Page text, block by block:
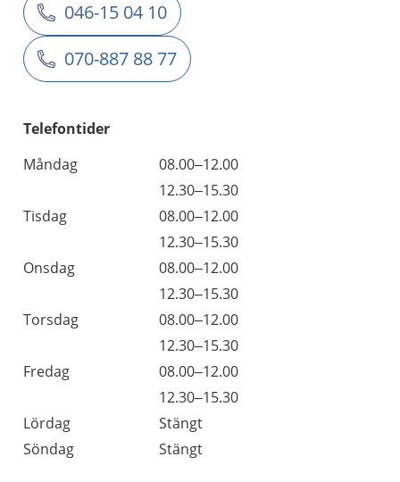
046-15 04 10
070-887 88 77
Telefontider
Måndag
08.00–12.00
12.30–15.30
Tisdag
08.00–12.00
12.30–15.30
Onsdag
08.00–12.00
12.30–15.30
Torsdag
08.00–12.00
12.30–15.30
Fredag
08.00–12.00
12.30–15.30
Lördag
Stängt
Söndag
Stängt